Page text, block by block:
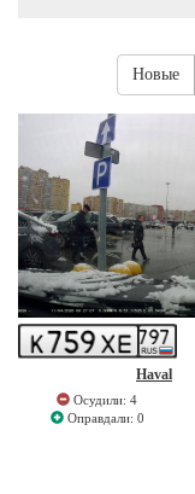
Новые
Haval
Осудили: 4
Оправдали: 0